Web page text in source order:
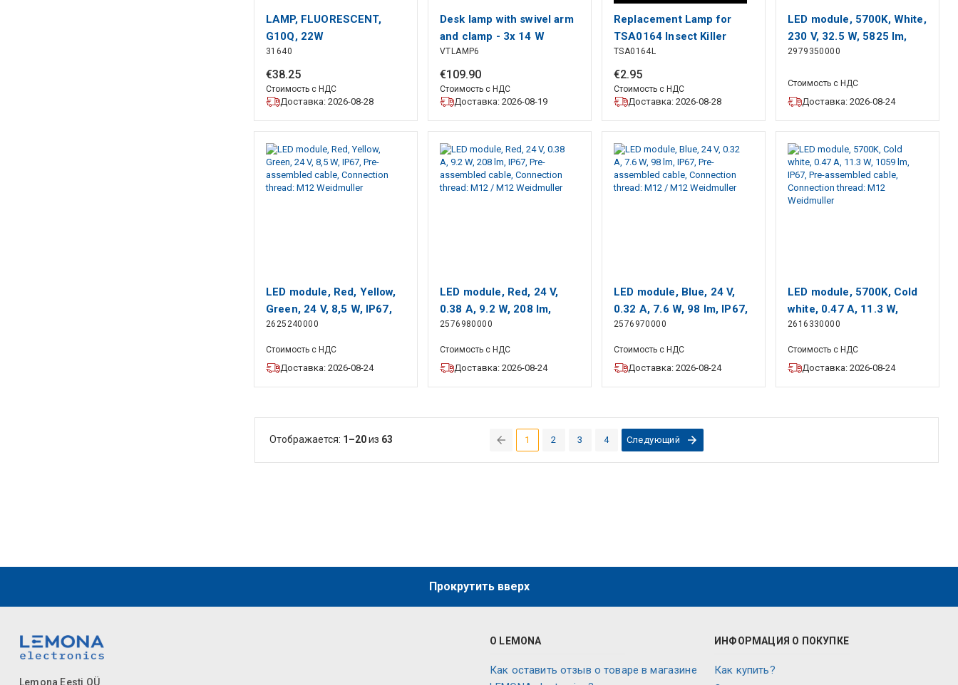
LAMP, FLUORESCENT,
G10Q, 22W
31640
€38.25
Стоимость с НДС
Доставка: 2026-08-28
Desk lamp with swivel arm
and clamp - 3x 14 W
fluorescent lighting -
white
VTLAMP6
€109.90
Стоимость с НДС
Доставка: 2026-08-19
Replacement Lamp for
TSA0164 Insect Killer
Lamp (T5 15.5 mm, E14S,
2.8 W)
TSA0164L
€2.95
Стоимость с НДС
Доставка: 2026-08-28
LED module, 5700K, White,
230 V, 32.5 W, 5825 lm,
IP40 Weidmuller
2979350000
Стоимость с НДС
Доставка: 2026-08-24
LED module, Red, Yellow,
Green, 24 V, 8,5 W, IP67,
Pre-assembled cable,
2625240000
Стоимость с НДС
Доставка: 2026-08-24
LED module, Red, 24 V,
0.38 A, 9.2 W, 208 lm,
IP67, Pre-assembled
2576980000
Стоимость с НДС
Доставка: 2026-08-24
LED module, Blue, 24 V,
0.32 A, 7.6 W, 98 lm, IP67,
Pre-assembled cable,
2576970000
Стоимость с НДС
Доставка: 2026-08-24
LED module, 5700K, Cold
white, 0.47 A, 11.3 W,
1059 lm, IP67, Pre-
Weidmuller
2616330000
Стоимость с НДС
Доставка: 2026-08-24
1(current)
2 3 4 Следующий
Отображается: 1–20из 63
Прокрутить вверх
Lemona Eesti OÜ
О LEMONA
Как оставить отзыв о товаре в магазине
ИНФОРМАЦИЯ О ПОКУПКЕ
Как купить?